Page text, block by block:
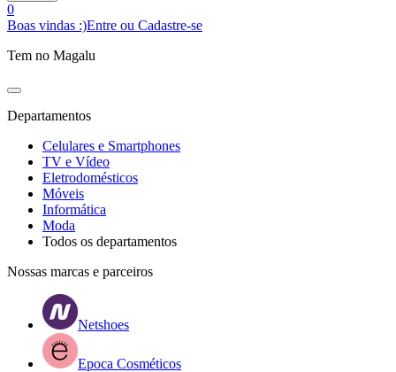
0
Boas vindas :)Entre ou Cadastre-se
Tem no Magalu
Departamentos
Celulares e Smartphones
TV e Vídeo
Eletrodomésticos
Móveis
Informática
Moda
Todos os departamentos
Nossas marcas e parceiros
Netshoes
Epoca Cosméticos